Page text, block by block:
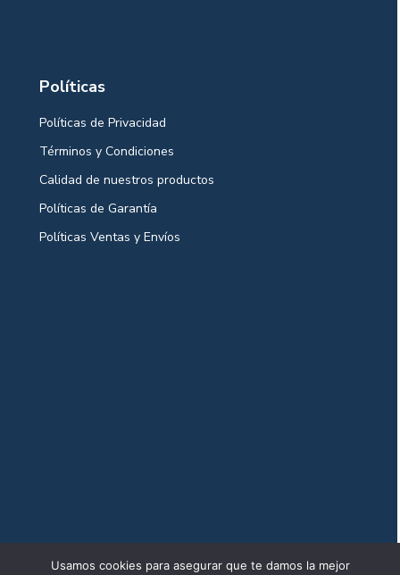
Políticas
Políticas de Privacidad
Términos y Condiciones
Calidad de nuestros productos
Políticas de Garantía
Políticas Ventas y Envíos
Usamos cookies para asegurar que te damos la mejor